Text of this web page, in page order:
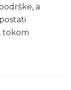
a
tokom